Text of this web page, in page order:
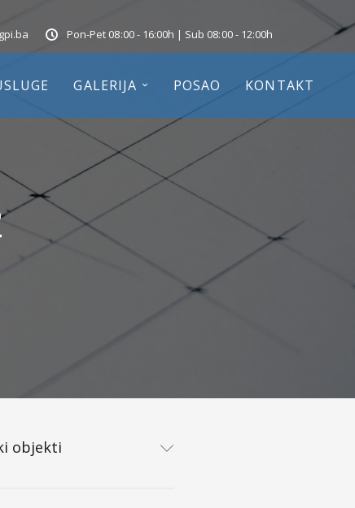
Pon-Pet 08:00 - 16:00h | Sub 08:00 - 12:00h
GALERIJA POSAO KONTAKT
objekti